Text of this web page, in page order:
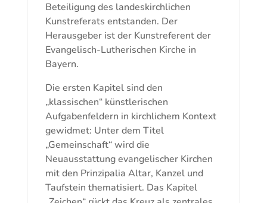
Beteiligung des landeskirchlichen
Kunstreferats entstanden. Der
Herausgeber ist der Kunstreferent der
Evangelisch-Lutherischen Kirche in
Bayern.
Die ersten Kapitel sind den
„klassischen“ künstlerischen
Aufgabenfeldern in kirchlichem Kontext
gewidmet: Unter dem Titel
„Gemeinschaft“ wird die
Neuausstattung evangelischer Kirchen
mit den Prinzipalia Altar, Kanzel und
Taufstein thematisiert. Das Kapitel